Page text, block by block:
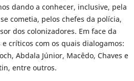
dando a conhecer, inclusive, pela
cometia, pelos chefes da polícia,
dos colonizadores. Em face da
críticos com os quais dialogamos:
Abdala Júnior, Macêdo, Chaves e
entre outros.